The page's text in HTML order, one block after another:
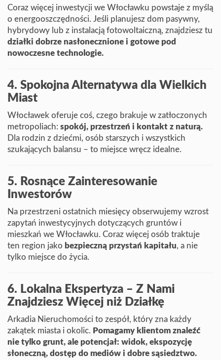
Coraz więcej inwestycji we Włocławku powstaje z myślą
o energooszczędności. Jeśli planujesz dom pasywny,
hybrydowy lub z instalacją fotowoltaiczną, znajdziesz tu
działki dobrze nasłonecznione i gotowe pod
nowoczesne technologie.
4. Spokojna Alternatywa dla Wielkich
Miast
Włocławek oferuje coś, czego brakuje w zatłoczonych
metropoliach: spokój, przestrzeń i kontakt z naturą.
Dla rodzin z dziećmi, osób starszych i wszystkich
szukających balansu – to miejsce wręcz idealne.
5. Rosnące Zainteresowanie
Inwestorów
Na przestrzeni ostatnich miesięcy obserwujemy wzrost
zapytań inwestycyjnych dotyczących gruntów i
mieszkań we Włocławku. Coraz więcej osób traktuje
ten region jako bezpieczną przystań kapitału, a nie
tylko miejsce do życia.
6. Lokalna Ekspertyza – Z Nami
Znajdziesz Więcej niż Działkę
Arkadia Nieruchomości to zespół, który zna każdy
zakątek miasta i okolic. Pomagamy klientom znaleźć
nie tylko grunt, ale potencjał: widok, ekspozycję
słoneczną, dostęp do mediów i dobre sąsiedztwo.